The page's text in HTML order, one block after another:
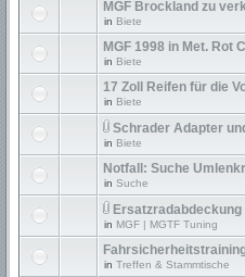
MGF Brockland zu
in Biete
MGF 1998 in Met. Rot
in Biete
17 Zoll Reifen für die
in Biete
Schrader Adapter
in Biete
Notfall: Suche
in Suche
Ersatzradabdeckung
in MGF | MGTF Tuning
in Treffen & Stammtische